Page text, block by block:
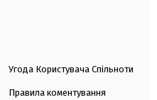
Угода Користувача Спільноти
Правила коментування